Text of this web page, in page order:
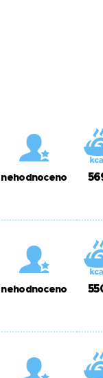
nehodnoceno
nehodnoceno